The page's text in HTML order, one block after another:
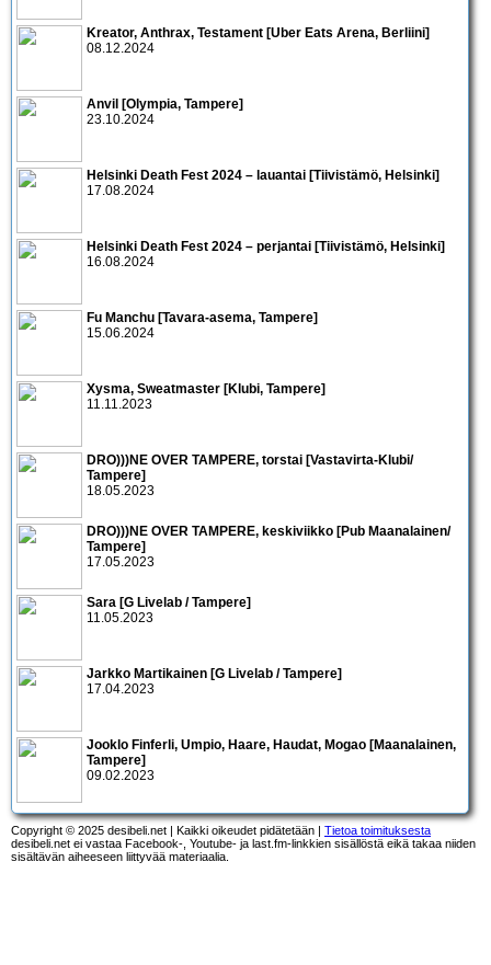
Kreator, Anthrax, Testament [Uber Eats Arena, Berliini]
08.12.2024
Anvil [Olympia, Tampere]
23.10.2024
Helsinki Death Fest 2024 – lauantai [Tiivistämö, Helsinki]
17.08.2024
Helsinki Death Fest 2024 – perjantai [Tiivistämö, Helsinki]
16.08.2024
Fu Manchu [Tavara-asema, Tampere]
15.06.2024
Xysma, Sweatmaster [Klubi, Tampere]
11.11.2023
DRO)))NE OVER TAMPERE, torstai [Vastavirta-Klubi/
Tampere]
18.05.2023
DRO)))NE OVER TAMPERE, keskiviikko [Pub Maanalainen/
Tampere]
17.05.2023
Sara [G Livelab / Tampere]
11.05.2023
Jarkko Martikainen [G Livelab / Tampere]
17.04.2023
Jooklo Finferli, Umpio, Haare, Haudat, Mogao [Maanalainen,
Tampere]
09.02.2023
Copyright © 2025 desibeli.net | Kaikki oikeudet pidätetään | Tietoa toimituksesta
desibeli.net ei vastaa Facebook-, Youtube- ja last.fm-linkkien sisällöstä eikä takaa niiden
sisältävän aiheeseen liittyvää materiaalia.